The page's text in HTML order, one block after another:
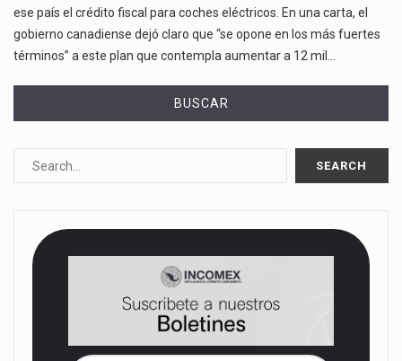
ese país el crédito fiscal para coches eléctricos. En una carta, el
gobierno canadiense dejó claro que “se opone en los más fuertes
términos” a este plan que contempla aumentar a 12 mil…
BUSCAR